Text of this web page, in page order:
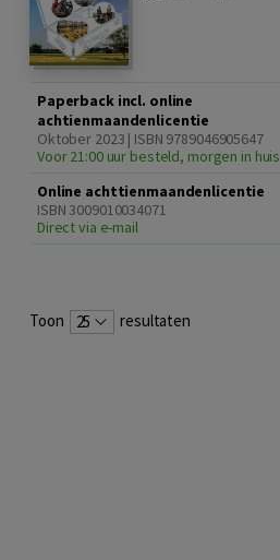
Paperback incl. online
achtienmaandenlicentie
Oktober 2023 | ISBN 9789046905647
Voor 21:00 uur besteld, morgen in huis
Online achttienmaandenlicentie
ISBN 3009010034071
Direct via e-mail
Toon 25 resultaten